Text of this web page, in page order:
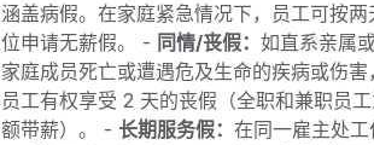
涵盖病假。在家庭紧急情况下，员工可按两
位申请无薪假。 - 同情/丧假： 如直系亲属
家庭成员死亡或遭遇危及生命的疾病或伤害
员工有权享受 2 天的丧假（全职和兼职员
额带薪）。 - 长期服务假： 在同一雇主处工